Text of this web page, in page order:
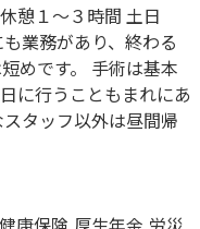
憩１～３時間 土日
業務があり、終わる
めです。 手術は基本
に行うこともまれにあ
タッフ以外は昼間帰